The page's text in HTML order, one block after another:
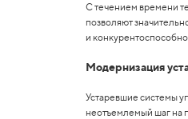
С течением времени
позволяют
и
Модернизация
Устаревшие системы
неотъемлемый шаг на